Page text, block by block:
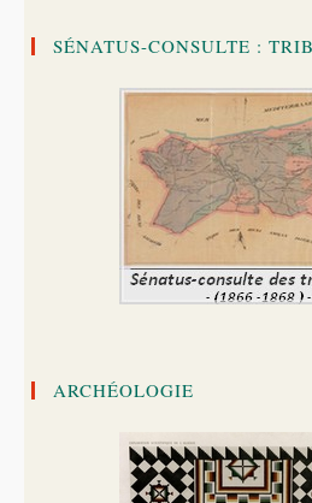
SÉNATUS-CONSULTE :
ARCHÉOLOGIE